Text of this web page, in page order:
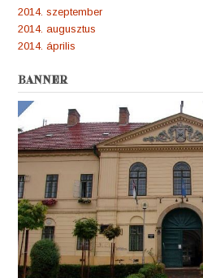
2014. szeptember
2014. augusztus
2014. április
BANNER